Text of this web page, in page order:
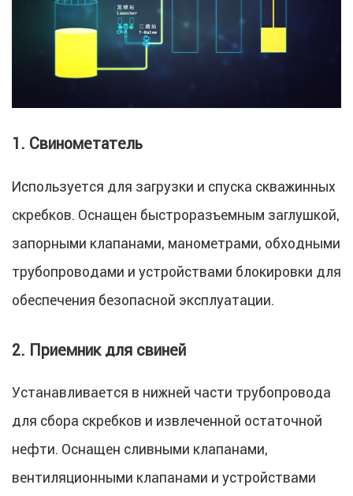
1. Свинометатель
Используется для загрузки и спуска скважинных
скребков. Оснащен быстроразъемным заглушкой,
запорными клапанами, манометрами, обходными
трубопроводами и устройствами блокировки для
обеспечения безопасной эксплуатации.
2. Приемник для свиней
Устанавливается в нижней части трубопровода
для сбора скребков и извлеченной остаточной
нефти. Оснащен сливными клапанами,
вентиляционными клапанами и устройствами